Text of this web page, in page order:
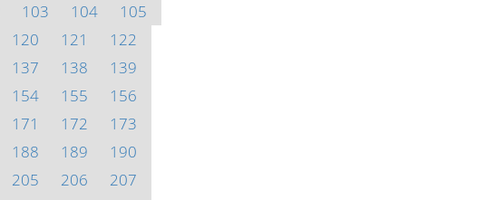
103 104
105
120 121
122
137 138
139
154 155
156
171 172
173
188 189
190
205 206
207